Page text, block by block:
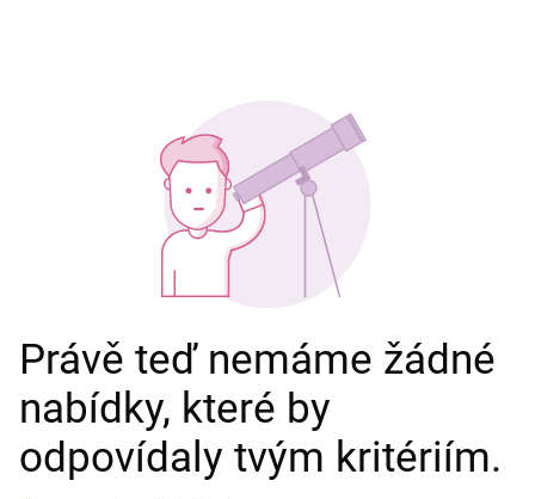
Právě teď nemáme žádné
nabídky, které by
odpovídaly tvým kritériím.